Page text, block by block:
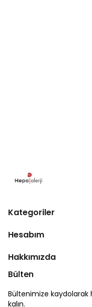
Kategoriler
Hesabım
Hakkımızda
Bülten
Bültenimize
kalın.